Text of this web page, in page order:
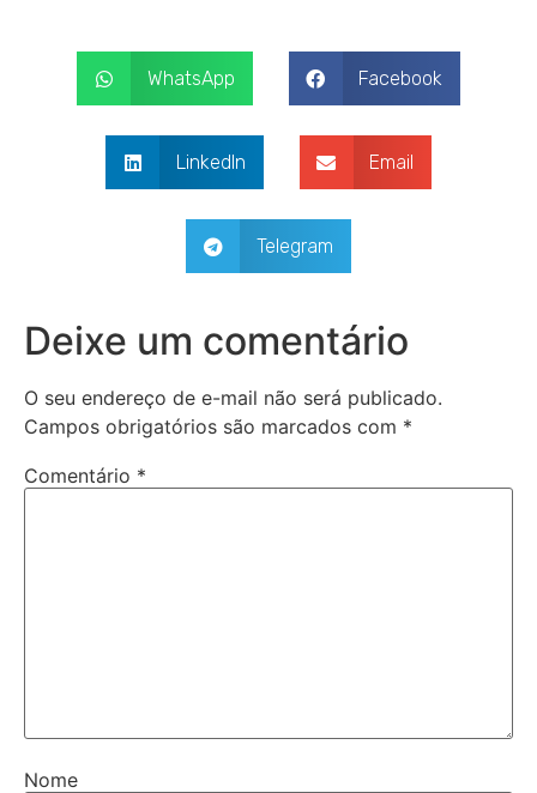
WhatsApp Facebook
LinkedIn Email
Telegram
Deixe um comentário
O seu endereço de e-mail não será publicado.
Campos obrigatórios são marcados com *
Comentário *
Nome